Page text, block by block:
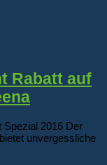
Rabatt auf
Spezial 2016 Der
unvergessliche